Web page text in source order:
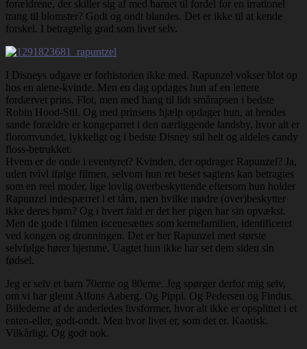
forældrene, der skiller sig af med barnet til fordel for en irrationel
trang til blomster? Godt og ondt blandes. Det er ikke til at kende
forskel. I betragtelig grad som livet selv.
I Disneys udgave er forhistorien ikke med. Rapunzel vokser blot op
hos en alene-kvinde. Men en dag opdages hun af en lettere
fordærvet prins. Flot, men med hang til lidt smårapsen i bedste
Robin Hood-Stil. Og med prinsens hjælp opdager hun, at hendes
sande forældre er kongeparret i den nærliggende landsby, hvor alt er
floromvundet, lykkeligt og i bedste Disney stil helt og aldeles candy
floss-betrukket.
Hvem er de onde i eventyret? Kvinden, der opdrager Rapunzel? Ja,
uden tvivl ifølge filmen, selvom hun ret beset sagtens kan betragtes
som en reel moder, lige lovlig overbeskyttende eftersom hun holder
Rapunzel indespærret i et tårn, men hvilke mødre (over)beskytter
ikke deres børn? Og i hvert fald er det her pigen har sin opvækst.
Men de gode i filmen iscenesættes som kernefamilien, identificeret
ved kongen og dronningen. Det er her Rapunzel med største
selvfølge hører hjemme. Uagtet hun ikke har set dem siden sin
fødsel.
Jeg er selv et barn 70erne og 80erne. Jeg spørger derfor mig selv,
om vi har glemt Alfons Aaberg. Og Pippi. Og Pedersen og Findus.
Billederne af de anderledes livsformer, hvor alt ikke er opsplittet i et
enten-eller, godt-ondt. Men hvor livet er, som det er. Kaotisk.
Vilkårligt. Og godt nok.